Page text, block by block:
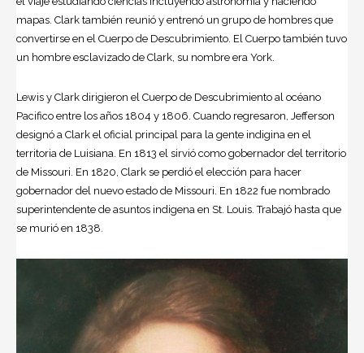
mapas. Clark también reunió y entrenó un grupo de hombres que
convertirse en el Cuerpo de Descubrimiento. El Cuerpo también tuvo
un hombre esclavizado de Clark, su nombre era York.
Lewis y Clark dirigieron el Cuerpo de Descubrimiento al océano
Pacifico entre los años 1804 y 1806. Cuando regresaron, Jefferson
designó a Clark el oficial principal para la gente indigina en el
territoria de Luisiana. En 1813 el sirvió como gobernador del territorio
de Missouri. En 1820, Clark se perdió el elección para hacer
gobernador del nuevo estado de Missouri. En 1822 fue nombrado
superintendente de asuntos indigena en St. Louis. Trabajó hasta que
se murió en 1838.